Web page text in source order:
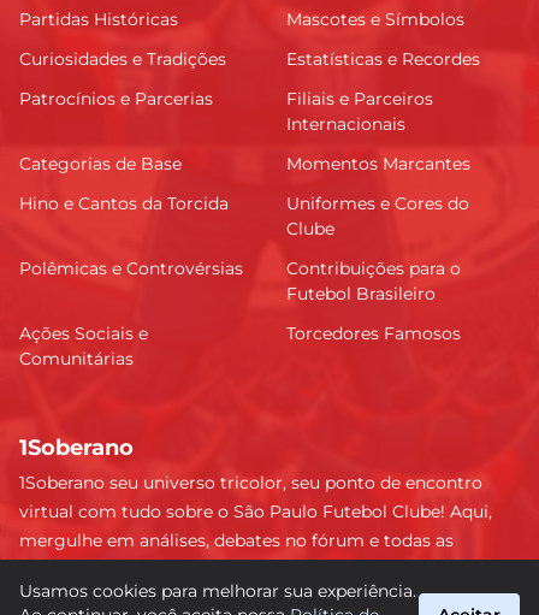
Partidas Históricas
Mascotes e Símbolos
Curiosidades e Tradições
Estatísticas e Recordes
Patrocínios e Parcerias
Filiais e Parceiros
Internacionais
Categorias de Base
Momentos Marcantes
Hino e Cantos da Torcida
Uniformes e Cores do
Clube
Polêmicas e Controvérsias
Contribuições para o
Futebol Brasileiro
Ações Sociais e
Comunitárias
Torcedores Famosos
1Soberano
1Soberano seu universo tricolor, seu ponto de encontro
virtual com tudo sobre o São Paulo Futebol Clube! Aqui,
mergulhe em análises, debates no fórum e todas as
detalhe e faça parte dessa comunidade apaixonada pelo
Usamos cookies para melhorar sua experiência.